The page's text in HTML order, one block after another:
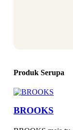
Produk Serupa
BROOKS